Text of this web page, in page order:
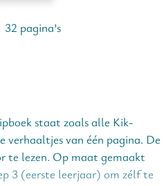
pagina’s
staat zoals alle Kik-
verhaaltjes van één pagina. De
te lezen. Op maat gemaakt
3 (eerste leerjaar) om zélf te